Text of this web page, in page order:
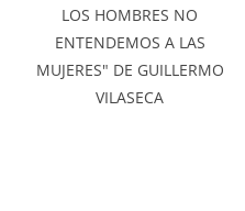
LOS HOMBRES NO
ENTENDEMOS A LAS
MUJERES" DE GUILLERMO
VILASECA